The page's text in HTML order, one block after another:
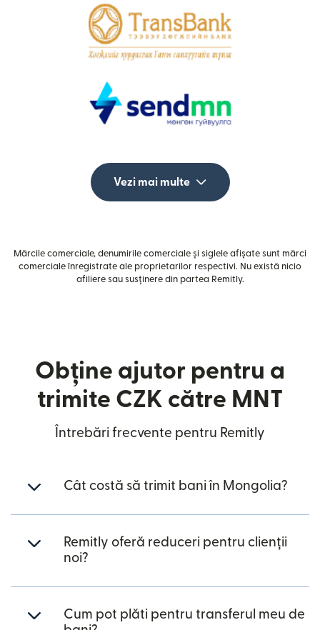
Vezi mai multe
Mărcile comerciale, denumirile comerciale și siglele afișate sunt mărci
comerciale înregistrate ale proprietarilor respectivi. Nu există nicio
afiliere sau susținere din partea Remitly.
Obține ajutor pentru a
trimite CZK către MNT
Întrebări frecvente pentru Remitly
Cât costă să trimit bani în Mongolia?
Remitly oferă reduceri pentru clienții
noi?
Cum pot plăti pentru transferul meu de